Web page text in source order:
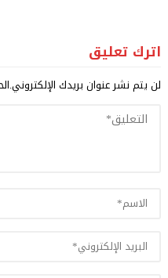
اترك تعليق
لن يتم نشر عنوان بريدك الإلكتروني.